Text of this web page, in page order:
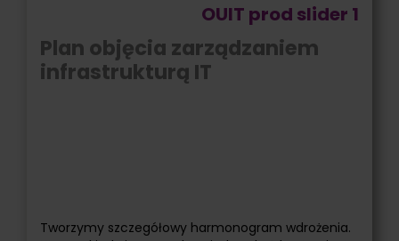
OUIT prod slider 1
Plan objęcia zarządzaniem
infrastrukturą IT
Tworzymy szczegółowy harmonogram wdrożenia.